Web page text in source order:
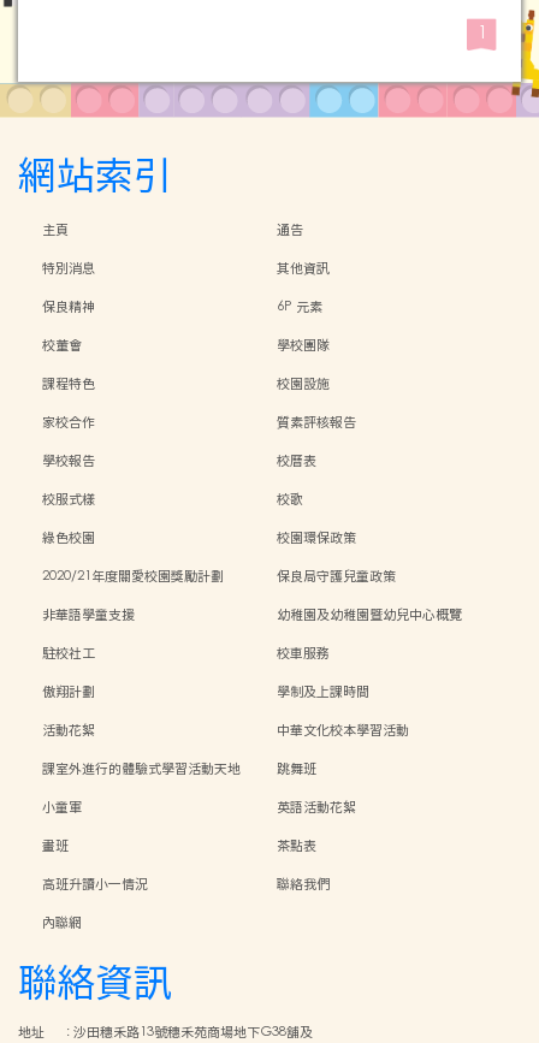
1
網站索引
主頁
通告
特別消息
其他資訊
保良精神
6P 元素
校董會
學校團隊
課程特色
校園設施
家校合作
質素評核報告
學校報告
校曆表
校服式樣
校歌
綠色校園
校園環保政策
2020/21年度關愛校園獎勵計劃
保良局守護兒童政策
非華語學童支援
幼稚園及幼稚園暨幼兒中心概覽
駐校社工
校車服務
傲翔計劃
學制及上課時間
活動花絮
中華文化校本學習活動
課室外進行的體驗式學習活動天地
跳舞班
小童軍
英語活動花絮
畫班
茶點表
高班升讀小一情況
聯絡我們
內聯網
聯絡資訊
地址 :沙田穗禾路13號穗禾苑商場地下G38舖及